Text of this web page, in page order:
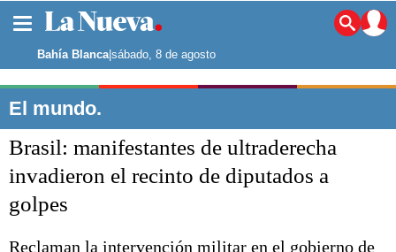
Noticias
La ciudad
Punta Alta
El mundo
Seguridad
Deportes
Liga del Sur
Bahía Blanca|sábado, 8 de agosto
El mundo.
Brasil: manifestantes de ultraderecha
invadieron el recinto de diputados a
golpes
Reclaman la intervención militar en el gobierno de